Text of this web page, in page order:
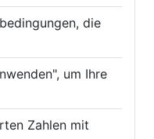
die
um Ihre
Zahlen mit